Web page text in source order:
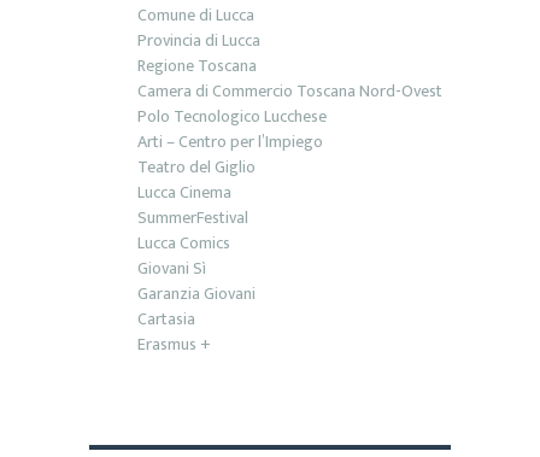
Comune di Lucca
Provincia di Lucca
Regione Toscana
Camera di Commercio Toscana Nord-Ovest
Polo Tecnologico Lucchese
Arti – Centro per l’Impiego
Teatro del Giglio
Lucca Cinema
SummerFestival
Lucca Comics
Giovani Sì
Garanzia Giovani
Cartasia
Erasmus +